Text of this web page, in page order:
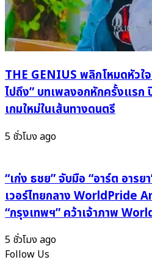
THE GENIUS พลิกโหมดหัวใ
ไปถึง” บทเพลงอกหักครั้งแรก
เกมใหม่ในเส้นทางดนตรี
5 ชั่วโมง ago
“เก่ง ธชย” จับมือ “อาร์ต อาร
เวอร์ไทยกลาง WorldPride
“กรุงเทพฯ” คว้าเจ้าภาพ
5 ชั่วโมง ago
Follow Us